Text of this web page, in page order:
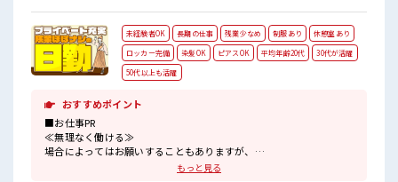
未経験者OK 長期の仕事 残業少なめ 制服あり
休憩室あり
ロッカー完備
染髪OK ピアスOK 平均年齢20代
30代が活躍
50代以上も活躍
おすすめポイント
■お仕事PR
≪無理なく働ける≫
場合によってはお願いすることもありますが、
もっと見る